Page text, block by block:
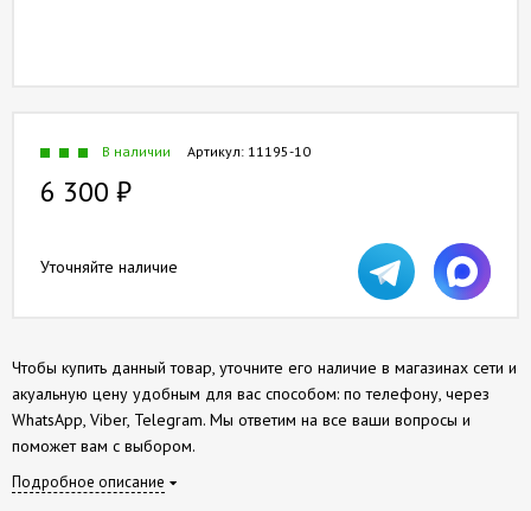
Чтобы купить данный товар, уточните его наличие в магазинах сети и
акуальную цену удобным для вас способом: по телефону, через
WhatsApp, Viber, Telegram. Мы ответим на все ваши вопросы и
поможет вам с выбором.
Подробное описание
Артикул: 11195-10
В наличии
6 300 ₽
Уточняйте наличие